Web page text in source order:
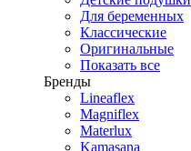
Для беременных
Классические
Оригинальные
Показать все
Бренды
Lineaflex
Magniflex
Materlux
Kamasana